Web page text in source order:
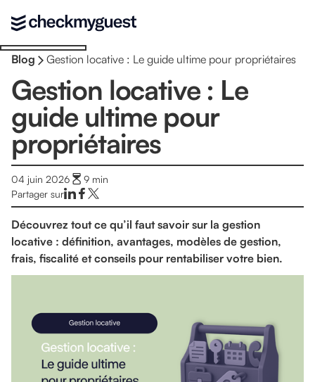
Blog Gestion locative : Le guide ultime pour propriétaires
Gestion locative : Le
guide ultime pour
propriétaires
04 juin 2026 9 min
Partager sur
Découvrez tout ce qu’il faut savoir sur la gestion
locative : définition, avantages, modèles de gestion,
frais, fiscalité et conseils pour rentabiliser votre bien.